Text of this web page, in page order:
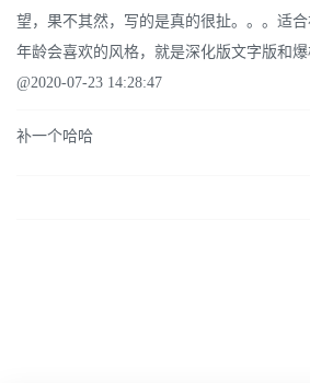
望，果不其然，写的是真的很扯。。。适
年龄会喜欢的风格，就是深化版文字版和爆
@2020-07-23 14:28:47
补一个哈哈